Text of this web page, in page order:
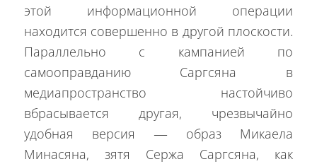
этой информационной операции
находится совершенно в другой плоскости.
Параллельно с кампанией по
самооправданию Саргсяна в
медиапространство настойчиво
вбрасывается другая, чрезвычайно
удобная версия — образ Микаела
Минасяна, зятя Сержа Саргсяна, как